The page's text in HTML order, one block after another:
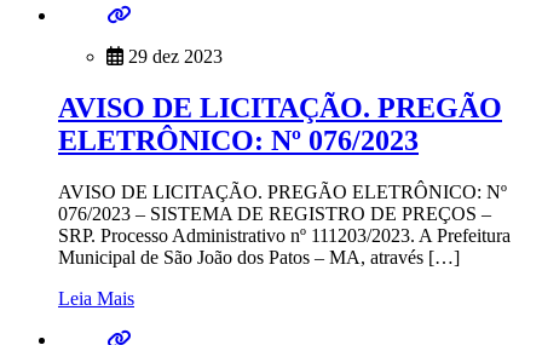
29 dez 2023
AVISO DE LICITAÇÃO. PREGÃO
ELETRÔNICO: Nº 076/2023
AVISO DE LICITAÇÃO. PREGÃO ELETRÔNICO: Nº
076/2023 – SISTEMA DE REGISTRO DE PREÇOS –
SRP. Processo Administrativo nº 111203/2023. A Prefeitura
Municipal de São João dos Patos – MA, através […]
Leia Mais